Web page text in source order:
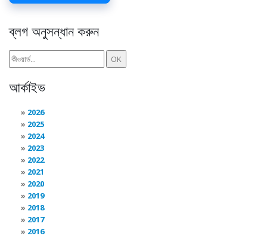
ব্লগ অনুসন্ধান করুন
আর্কাইভ
2026
2025
2024
2023
2022
2021
2020
2019
2018
2017
2016